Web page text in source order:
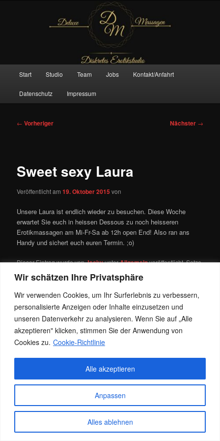
Wir schätzen Ihre Privatsphäre
Wir verwenden Cookies, um Ihr Surferlebnis zu verbessern,
personalisierte Anzeigen oder Inhalte einzusetzen und
unseren Datenverkehr zu analysieren. Wenn Sie auf „Alle
akzeptieren" klicken, stimmen Sie der Anwendung von
Cookies zu. Cookie-Richtlinie
Anpassen
Alles ablehnen
Alle akzeptieren
Deluxe Massagen And More
Start Studio Team Jobs Kontakt/Anfahrt
Datenschutz Impressum
Beitragsnavigation
← Vorheriger Nächster →
Sweet sexy Laura
Veröffentlicht am19. Oktober 2015 von
Unsere Laura ist endlich wieder zu besuchen. Diese Woche
erwartet Sie euch in heissen Dessous zu noch heisseren
Erotikmassagen am Mi-Fr-Sa ab 12h open End! Also ran ans
Handy und sichert euch euren Termin. ;o)
Dieser Eintrag wurde vonJackyunterAllgemeinveröffentlicht. Setze
Datenschutz Stolz präsentiert von WordPress